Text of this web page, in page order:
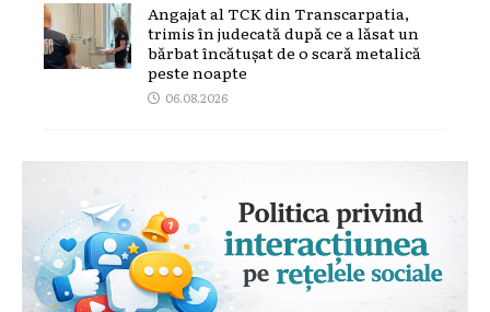
Angajat al TCK din Transcarpatia,
trimis în judecată după ce a lăsat un
bărbat încătușat de o scară metalică
peste noapte
06.08.2026